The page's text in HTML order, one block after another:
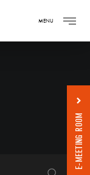
MENU
E-MEETING ROOM